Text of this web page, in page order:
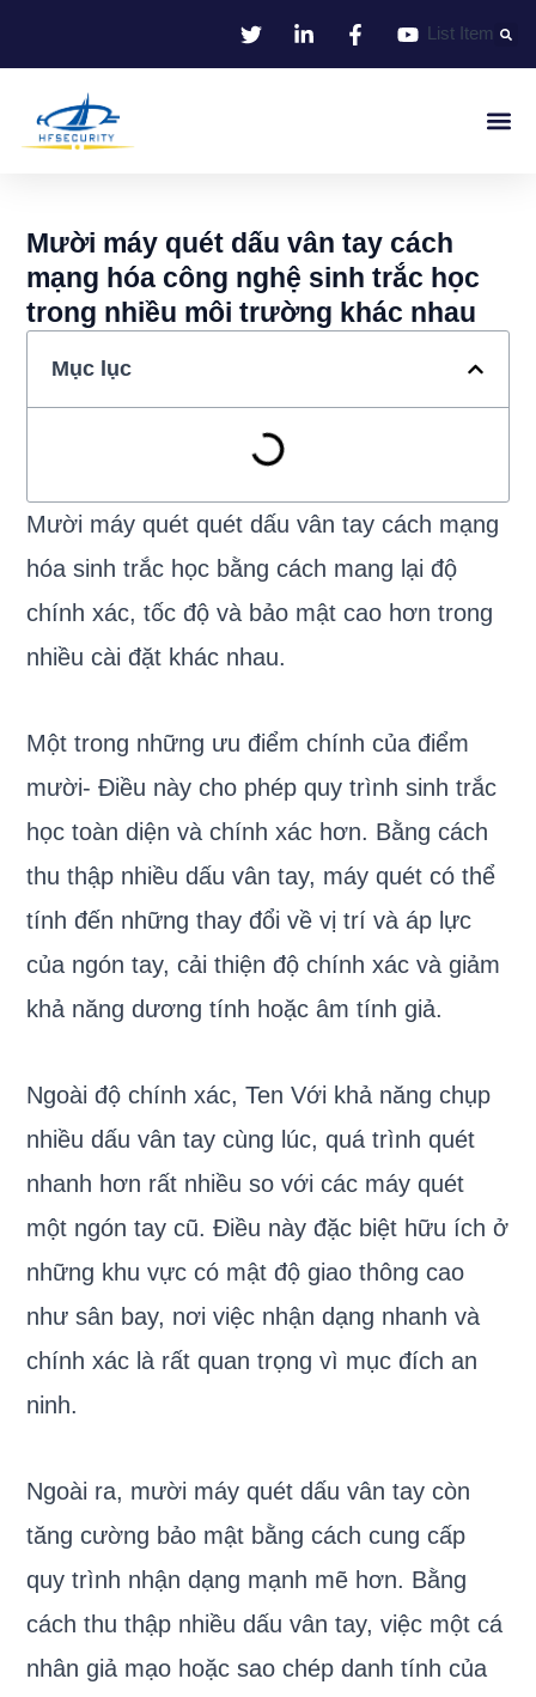
List Item
Mười máy quét dấu vân tay cách
mạng hóa công nghệ sinh trắc học
trong nhiều môi trường khác nhau
Mục lục
Mười máy quét quét dấu vân tay cách mạng
hóa sinh trắc học bằng cách mang lại độ
chính xác, tốc độ và bảo mật cao hơn trong
nhiều cài đặt khác nhau.
Một trong những ưu điểm chính của điểm
mười- Điều này cho phép quy trình sinh trắc
học toàn diện và chính xác hơn. Bằng cách
thu thập nhiều dấu vân tay, máy quét có thể
tính đến những thay đổi về vị trí và áp lực
của ngón tay, cải thiện độ chính xác và giảm
khả năng dương tính hoặc âm tính giả.
Ngoài độ chính xác, Ten Với khả năng chụp
nhiều dấu vân tay cùng lúc, quá trình quét
nhanh hơn rất nhiều so với các máy quét
một ngón tay cũ. Điều này đặc biệt hữu ích ở
những khu vực có mật độ giao thông cao
như sân bay, nơi việc nhận dạng nhanh và
chính xác là rất quan trọng vì mục đích an
ninh.
Ngoài ra, mười máy quét dấu vân tay còn
tăng cường bảo mật bằng cách cung cấp
quy trình nhận dạng mạnh mẽ hơn. Bằng
cách thu thập nhiều dấu vân tay, việc một cá
nhân giả mạo hoặc sao chép danh tính của